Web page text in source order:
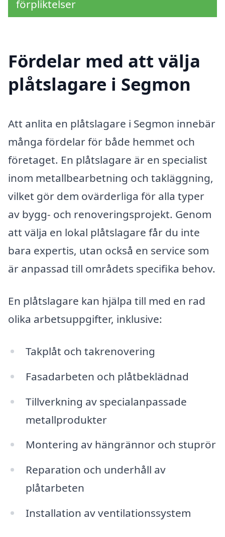
förpliktelser
Fördelar med att välja
plåtslagare i Segmon
Att anlita en plåtslagare i Segmon innebär
många fördelar för både hemmet och
företaget. En plåtslagare är en specialist
inom metallbearbetning och takläggning,
vilket gör dem ovärderliga för alla typer
av bygg- och renoveringsprojekt. Genom
att välja en lokal plåtslagare får du inte
bara expertis, utan också en service som
är anpassad till områdets specifika behov.
En plåtslagare kan hjälpa till med en rad
olika arbetsuppgifter, inklusive:
Takplåt och takrenovering
Fasadarbeten och plåtbeklädnad
Tillverkning av specialanpassade
metallprodukter
Montering av hängrännor och stuprör
Reparation och underhåll av
plåtarbeten
Installation av ventilationssystem